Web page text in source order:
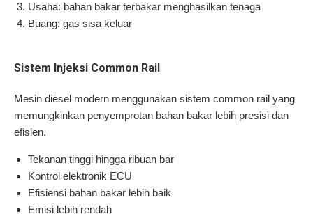
Usaha: bahan bakar terbakar menghasilkan tenaga
Buang: gas sisa keluar
Sistem Injeksi Common Rail
Mesin diesel modern menggunakan sistem common rail yang
memungkinkan penyemprotan bahan bakar lebih presisi dan
efisien.
Tekanan tinggi hingga ribuan bar
Kontrol elektronik ECU
Efisiensi bahan bakar lebih baik
Emisi lebih rendah